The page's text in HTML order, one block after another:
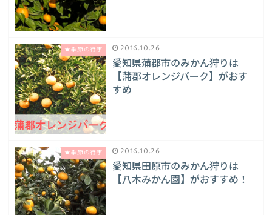
★季節の行事 2016.10.26
愛知県蒲郡市のみかん狩りは
【蒲郡オレンジパーク】がおす
すめ
★季節の行事 2016.10.26
愛知県田原市のみかん狩りは
【八木みかん園】がおすすめ！